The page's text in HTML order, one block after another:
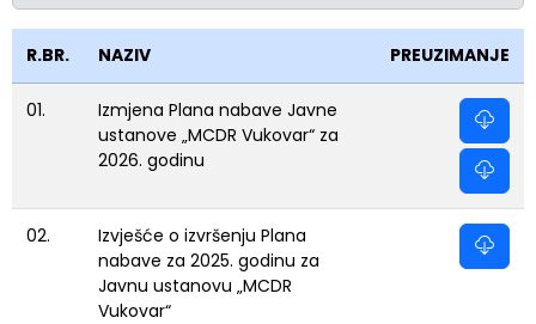
R.BR. NAZIV PREUZIMANJE
01.
Izmjena Plana nabave Javne
ustanove „MCDR Vukovar“ za
2026. godinu
02.
Izvješće o izvršenju Plana
nabave za 2025. godinu za
Javnu ustanovu „MCDR
Vukovar“